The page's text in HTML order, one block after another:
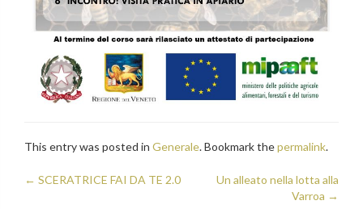
This entry was posted in Generale. Bookmark thepermalink.
Post
← SCERATRICE FAI DA TE 2.0
Un alleato nella lotta alla
Varroa →